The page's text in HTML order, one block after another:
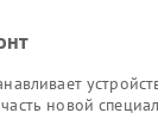
новой